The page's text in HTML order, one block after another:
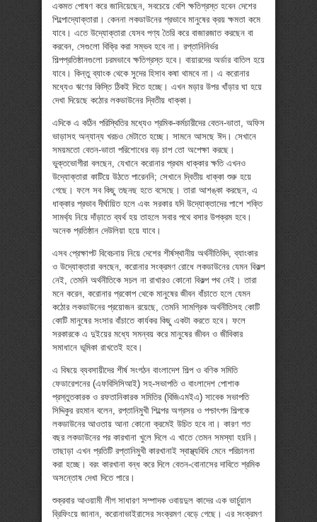
একমত পোষণ করে জানিয়েছেন, সবচেয়ে বেশি ক্ষতিগ্রস্ত হবেন দেশের
শিল্পোদ্যোক্তারা। কেননা লকডাউনের প্রভাবে মানুষের ক্রয় ক্ষমতা কমে
যাবে। এতে উদ্যোক্তারা যেসব পণ্য তৈরি করে বাজারজাত করছেন বা
করবেন, সেগুলো বিক্রি করা সম্ভব হবে না। রপ্তানিনির্ভর
শিল্পপ্রতিষ্ঠানগুলো চরমভাবে ক্ষতিগ্রস্ত হবে। বায়ারদের অর্ডার বাতিল হয়ে
যাবে। কিন্তু ব্যাংক থেকে সুদের হিসাব কষা থামবে না। এ করোনার
মধ্যেও ঋণের কিস্তি ঠিকই দিতে হচ্ছে। এখন মড়ার উপর খাঁড়ার ঘা হয়ে
দেখা দিয়েছে কঠোর লকডাউনের দ্বিতীয় ধাক্কা।
এদিকে এ কঠিন পরিস্থিতির মধ্যেও শ্রমিক-কর্মচারীদের বেতন-ভাতা, অফিস
ভাড়াসহ অন্যান্য খরচও মেটাতে হচ্ছে। সামনে আসছে ঈদ। সেখানে
সময়মতো বেতন-ভাতা পরিশোধের বড় চাপ তো অপেক্ষা করছে।
ভুক্তভোগীরা বলছেন, যেখানে করোনার প্রথম ধাক্কার ক্ষতি এখনও
উদ্যোক্তারা কাটিয়ে উঠতে পারেননি; সেখানে দ্বিতীয় ধাক্কা শুরু হয়ে
গেছে। ফলে সব কিছু তছনছ হতে বসেছে। তারা আশঙ্কা করছেন, এ
ধাক্কার প্রভাব দীর্ঘায়িত হলে এবং সরকার যদি উদ্যোক্তাদের পাশে শক্তি
সামর্থ্য নিয়ে দাঁড়াতে ব্যর্থ হয় তাহলে সবার পথে বসার উপক্রম হবে।
অনেক প্রতিষ্ঠান দেউলিয়া হয়ে যাবে।
এসব প্রেক্ষাপট বিবেচনায় নিয়ে দেশের শীর্ষস্থানীয় অর্থনীতিবিদ, ব্যাংকার
ও উদ্যোক্তারা বলছেন, করোনার সংক্রমণ রোধে লকডাউনের যেমন বিকল্প
নেই, তেমনি অর্থনীতিকে সচল না রাখারও কোনো বিকল্প পথ নেই। তারা
মনে করেন, করোনার প্রকোপ থেকে মানুষের জীবন বাঁচাতে হলে যেমন
কঠোর লকডাউনের প্রয়োজন রয়েছে, তেমনি সামগ্রিক অর্থনীতিসহ কোটি
কোটি মানুষের সংসার বাঁচাতে কার্যকর কিছু একটা করতে হবে। ফলে
সরকারকে এ দুইয়ের মধ্যে সমন্বয় করে মানুষের জীবন ও জীবিকার
সমাধানে ভূমিকা রাখতেই হবে।
এ বিষয়ে ব্যবসায়ীদের শীর্ষ সংগঠন বাংলাদেশ শিল্প ও বণিক সমিতি
ফেডারেশনের (এফবিসিসিআই) সহ-সভাপতি ও বাংলাদেশ পোশাক
প্রস্তুতকারক ও রফতানিকারক সমিতির (বিজিএমইএ) সাবেক সভাপতি
সিদ্দিকুর রহমান বলেন, রপ্তানিমুখী শিল্পের অগ্রসর ও পশ্চাৎপদ শিল্পকে
লকডাউনের আওতায় আনা কোনো ক্রমেই উচিত হবে না। কারণ গত
বছর লকডাউনের পর কারখানা খুলে দিলে এ খাতে তেমন সমস্যা হয়নি।
তাছাড়া এখন প্রতিটি রপ্তানিমুখী কারখানাই স্বাস্থ্যবিধি মেনে পরিচালনা
করা হচ্ছে। বরং কারখানা বন্ধ করে দিলে বেতন-বোনাসের দাবিতে শ্রমিক
অসন্তোষ দেখা দিতে পারে।
শুক্রবার আওয়ামী লীগ সাধারণ সম্পাদক ওবায়দুল কাদের এক ভার্চুয়াল
ব্রিফিংয়ে জানান, করোনাভাইরাসের সংক্রমণ বেড়ে গেছে। এর সংক্রমণ